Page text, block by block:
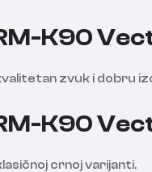
K90
zvuk i dobru
K90
crnoj varijanti.